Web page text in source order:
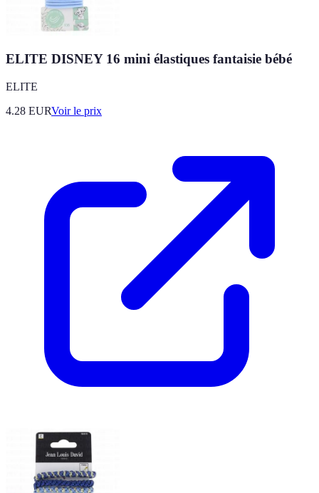
ELITE DISNEY 16 mini élastiques fantaisie bébé
ELITE
4.28 EURVoir le prix